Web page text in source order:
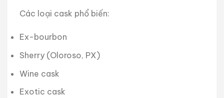
Các loại cask phổ biến:
Ex-bourbon
Sherry (Oloroso, PX)
Wine cask
Exotic cask